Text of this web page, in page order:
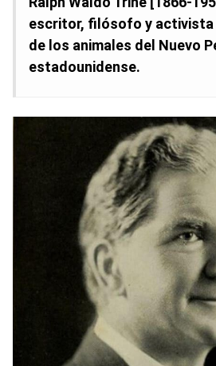
escritor, filósofo y activista
de los animales del Nuevo
estadounidense.